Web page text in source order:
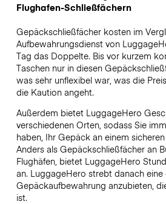
Flughafen-Schließfächern
Gepäckschließfächer kosten im
Aufbewahrungsdienst von
Tag das Doppelte. Bis vor kurzem
Taschen nur in diesen
was sehr unflexibel war, was die
die Kaution angeht.
Außerdem bietet LuggageHero
verschiedenen Orten, sodass Sie
haben, Ihr Gepäck an einem
Anders als Gepäckschließfächer an
Flughäfen, bietet LuggageHero
an. LuggageHero strebt danach
Gepäckaufbewahrung anzubieten,
ist.